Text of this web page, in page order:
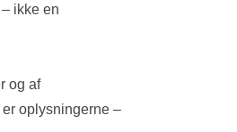
ikke en
og af
oplysningerne –